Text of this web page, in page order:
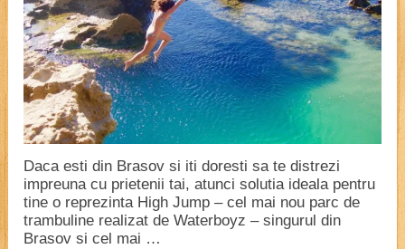
Daca esti din Brasov si iti doresti sa te distrezi
impreuna cu prietenii tai, atunci solutia ideala pentru
tine o reprezinta High Jump – cel mai nou parc de
trambuline realizat de Waterboyz – singurul din
Brasov si cel mai …